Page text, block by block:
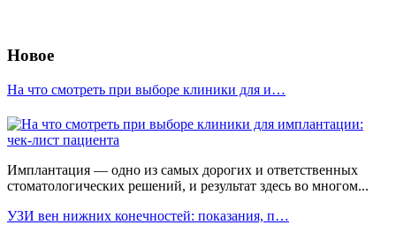
Новое
На что смотреть при выборе клиники для и…
Имплантация — одно из самых дорогих и ответственных
стоматологических решений, и результат здесь во многом...
УЗИ вен нижних конечностей: показания, п…